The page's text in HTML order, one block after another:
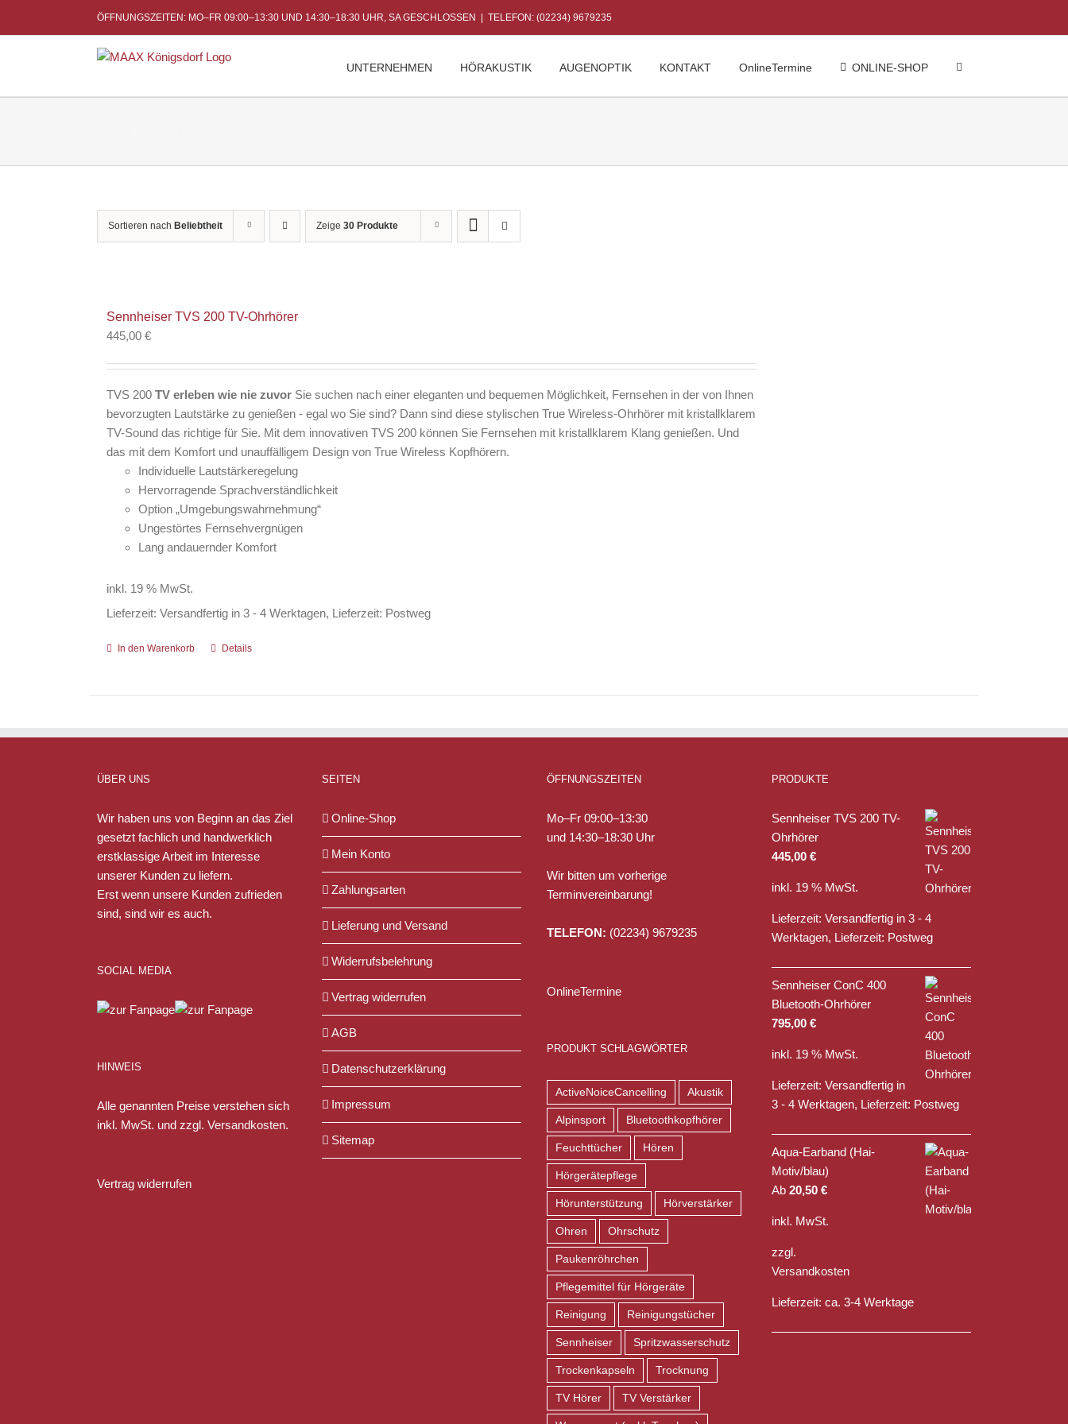
ÖFFNUNGSZEITEN: MO–FR 09:00–13:30 UND 14:30–18:30 UHR, SA GESCHLOSSEN TELEFON: (02234) 9679235
UNTERNEHMEN HÖRAKUSTIK AUGENOPTIK KONTAKT OnlineTermine ONLINE-SHOP
Sortieren nach Beliebtheit Zeige 30 Produkte
Sennheiser TVS 200 TV-Ohrhörer
445,00€
TVS 200TV erleben wie nie zuvor Sie suchen nach einer eleganten und bequemen Möglichkeit, Fernsehen in der von Ihnen
bevorzugten Lautstärke zu genießen - egal wo Sie sind? Dann sind diese stylischen True Wireless-Ohrhörer mit kristallklarem
TV-Sound das richtige für Sie. Mit dem innovativen TVS 200 können Sie Fernsehen mit kristallklarem Klang genießen. Und
das mit dem Komfort und unauffälligem Design von True Wireless Kopfhörern.
Individuelle Lautstärkeregelung
Hervorragende Sprachverständlichkeit
Option „Umgebungswahrnehmung“
Ungestörtes Fernsehvergnügen
Lang andauernder Komfort
inkl. 19 % MwSt.
Lieferzeit:Versandfertig in 3 - 4 Werktagen, Lieferzeit: Postweg
In den Warenkorb Details
ÜBER UNS
Wir haben uns von Beginn an das Ziel
gesetzt fachlich und handwerklich
erstklassige Arbeit im Interesse
unserer Kunden zu liefern.
Erst wenn unsere Kunden zufrieden
sind, sind wir es auch.
SOCIAL MEDIA
HINWEIS
Alle genannten Preise verstehen sich
inkl. MwSt. und zzgl. Versandkosten.
Vertrag widerrufen
SEITEN
Online-Shop
Mein Konto
Zahlungsarten
Lieferung und Versand
Widerrufsbelehrung
Vertrag widerrufen
AGB
Datenschutzerklärung
Impressum
Sitemap
ÖFFNUNGSZEITEN
Mo–Fr 09:00–13:30
und 14:30–18:30 Uhr
Wir bitten um vorherige
Terminvereinbarung!
TELEFON: (02234) 9679235
OnlineTermine
PRODUKT SCHLAGWÖRTER
ActiveNoiceCancelling Akustik
Alpinsport Bluetoothkopfhörer
Feuchttücher Hören
Hörgerätepflege
Hörunterstützung Hörverstärker
Ohren Ohrschutz
Paukenröhrchen
Pflegemittel für Hörgeräte
Reinigung Reinigungstücher
Sennheiser Spritzwasserschutz
Trockenkapseln Trocknung
TV Hörer TV Verstärker
PRODUKTE
Sennheiser TVS 200 TV-
Ohrhörer
445,00 €
inkl. 19 % MwSt.
Lieferzeit: Versandfertig in 3 - 4
Werktagen, Lieferzeit: Postweg
Sennheiser ConC 400
Bluetooth-Ohrhörer
795,00 €
inkl. 19 % MwSt.
Lieferzeit: Versandfertig in
3 - 4 Werktagen, Lieferzeit: Postweg
Aqua-Earband (Hai-
Motiv/blau)
Ab 20,50 €
inkl. MwSt.
zzgl.
Versandkosten
Lieferzeit: ca. 3-4 Werktage